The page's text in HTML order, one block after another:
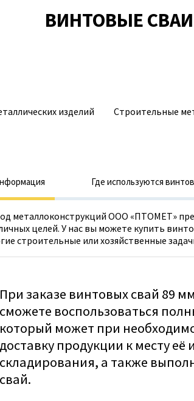
ВИНТОВЫЕ
изделий Строительные
Где используются
металлоконструкций ООО «ПТОМЕТ»
целей. У нас вы можете купить
строительные или хозяйственные
При заказе винтовых свай 89
сможете воспользоваться
который может при
доставку продукции к месту её
складирования, а также
свай.